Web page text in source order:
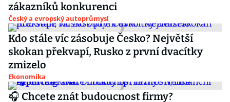
zákazníků konkurenci
Český a evropský autoprůmysl
Kdo stále víc zásobuje Česko? Největší
skokan překvapí, Rusko z první dvacítky
zmizelo
Ekonomika
🎧 Chcete znát budoucnost firmy?